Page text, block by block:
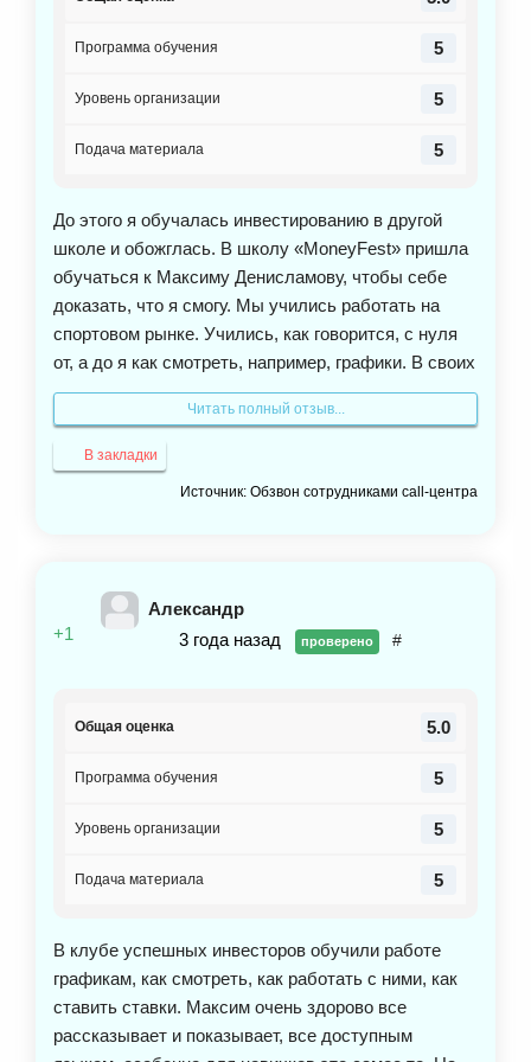
5
Программа обучения
5
Уровень организации
5
Подача материала
До этого я обучалась инвестированию в другой
школе и обожглась. В школу «MoneyFest» пришла
обучаться к Максиму Денисламову, чтобы себе
доказать, что я смогу. Мы учились работать на
спортовом рынке. Учились, как говорится, с нуля
от, а до я как смотреть, например, графики. В своих
начинаниях хотелось бы побольше достигнуть
результатов, но пока такой возможности не имею.
Если есть средство и знаешь, куда правильно
вложиться, то можно заработать много денег. А так
я могу сказать, что мне понравилось обучение и
было мне и там разбирали все интересующие
вопросы. Конечно, весь материал сразу не
запомнишь, приходится больше времени
понял, что хочет углубиться в эти знания, то я
информация действующая, только нужно
Читать полный отзыв...
В закладки
Источник: Обзвон сотрудниками call-центра
+1
Александр
3 года назад
проверено #
5.0
Общая оценка
5
Программа обучения
5
Уровень организации
5
Подача материала
В клубе успешных инвесторов обучили работе
графикам, как смотреть, как работать с ними, как
ставить ставки. Максим очень здорово все
рассказывает и показывает, все доступным